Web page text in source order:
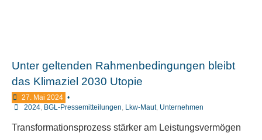
Unter geltenden Rahmenbedingungen bleibt
das Klimaziel 2030 Utopie
27. Mai 2024 •
2024, BGL-Pressemitteilungen, Lkw-Maut, Unternehmen
Transformationsprozess stärker am Leistungsvermögen